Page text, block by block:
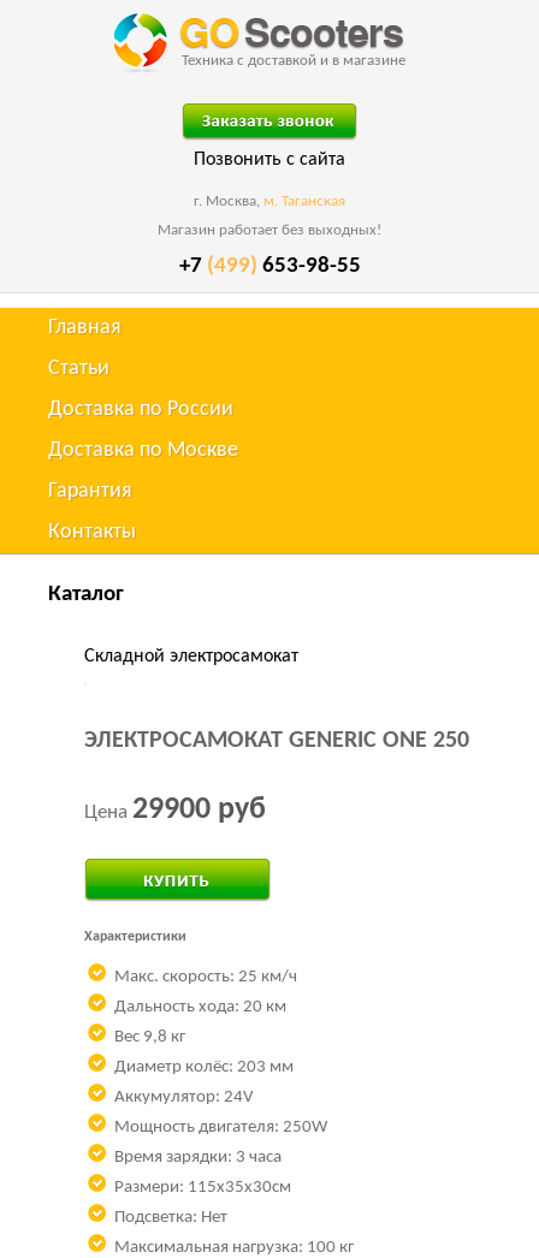
Техника с доставкой и в магазине
Позвонить с сайта
г. Москва, м. Таганская
Магазин работает без выходных!
+7 (499) 653-98-55
Главная
Статьи
Доставка по России
Доставка по Москве
Гарантия
Контакты
Каталог
Складной электросамокат
ЭЛЕКТРОСАМОКАТ GENERIC ONE 250
Цена 29900 руб
Купить за 1 клик
Характеристики
Макс. скорость: 25 км/ч
Дальность хода: 20 км
Вес 9,8 кг
Диаметр колёс: 203 мм
Аккумулятор: 24V
Мощность двигателя: 250W
Время зарядки: 3 часа
Размери: 115х35х30см
Подсветка: Нет
Максимальная нагрузка: 100 кг